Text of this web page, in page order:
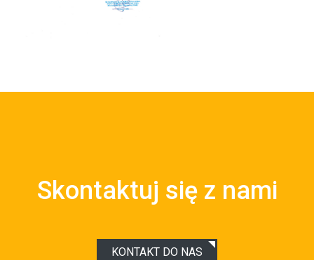
Skontaktuj się z nami
KONTAKT DO NAS